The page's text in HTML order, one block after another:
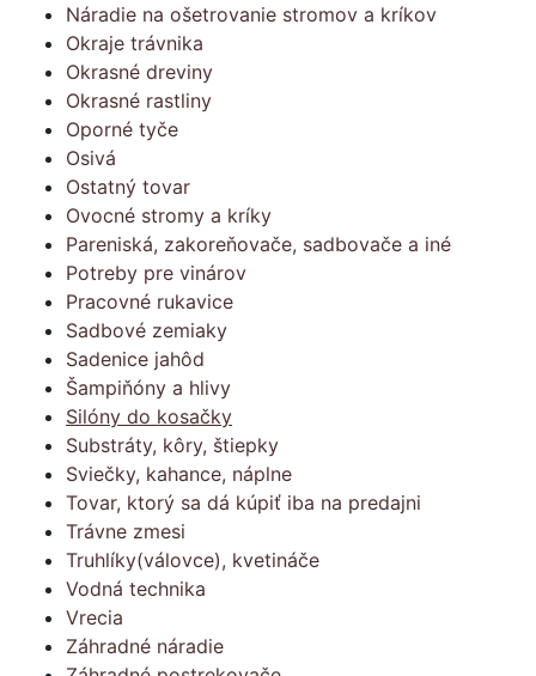
Náradie na ošetrovanie stromov a kríkov
Okraje trávnika
Okrasné dreviny
Okrasné rastliny
Oporné tyče
Osivá
Ostatný tovar
Ovocné stromy a kríky
Pareniská, zakoreňovače, sadbovače a iné
Potreby pre vinárov
Pracovné rukavice
Sadbové zemiaky
Sadenice jahôd
Šampiňóny a hlivy
Silóny do kosačky
Substráty, kôry, štiepky
Sviečky, kahance, náplne
Tovar, ktorý sa dá kúpiť iba na predajni
Trávne zmesi
Truhlíky(válovce), kvetináče
Vodná technika
Vrecia
Záhradné náradie